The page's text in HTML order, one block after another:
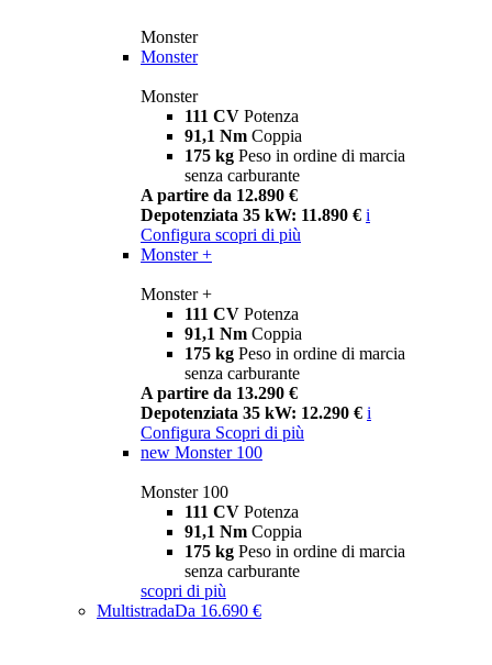
Monster
Monster
Monster
111 CV Potenza
91,1 Nm Coppia
175 kg Peso in ordine di marcia
senza carburante
A partire da 12.890 €
Depotenziata 35 kW: 11.890 € i
Configura scopri di più
Monster +
Monster +
111 CV Potenza
91,1 Nm Coppia
175 kg Peso in ordine di marcia
senza carburante
A partire da 13.290 €
Depotenziata 35 kW: 12.290 € i
Configura Scopri di più
new Monster 100
Monster 100
111 CV Potenza
91,1 Nm Coppia
175 kg Peso in ordine di marcia
senza carburante
scopri di più
MultistradaDa 16.690 €